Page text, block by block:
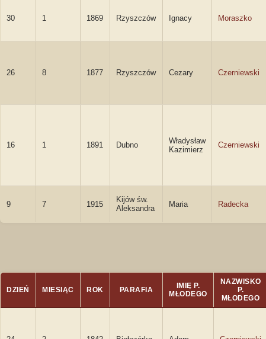
30 1 1869 Rzyszczów Ignacy Moraszko
26 8 1877 Rzyszczów Cezary Czerniewski
16 1 1891 Dubno
Władysław
Kazimierz
Czerniewski
9 7 1915
Kijów św.
Aleksandra
Maria Radecka
DZIEŃ MIESIĄC ROK PARAFIA
IMIĘ P.
MŁODEGO
NAZWISKO
P.
MŁODEGO